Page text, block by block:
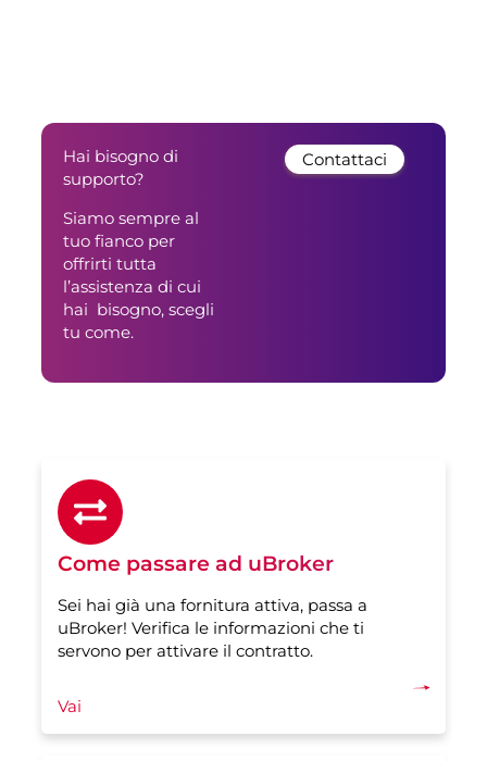
Hai bisogno di
supporto?
Siamo sempre al
tuo fianco per
offrirti tutta
l’assistenza di cui
hai bisogno, scegli
tu come.
Contattaci
Come passare ad uBroker
Sei hai già una fornitura attiva, passa a
uBroker! Verifica le informazioni che ti
servono per attivare il contratto.
Vai